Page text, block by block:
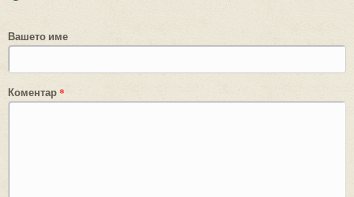
Вашето име
Коментар*